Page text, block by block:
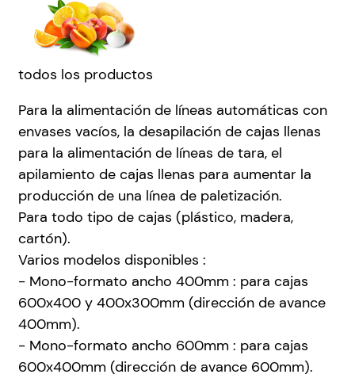
todos los productos
Para la alimentación de líneas automáticas con
envases vacíos, la desapilación de cajas llenas
para la alimentación de líneas de tara, el
apilamiento de cajas llenas para aumentar la
producción de una línea de paletización.
Para todo tipo de cajas (plástico, madera,
cartón).
Varios modelos disponibles :
- Mono-formato ancho 400mm : para cajas
600x400 y 400x300mm (dirección de avance
400mm).
- Mono-formato ancho 600mm : para cajas
600x400mm (dirección de avance 600mm).